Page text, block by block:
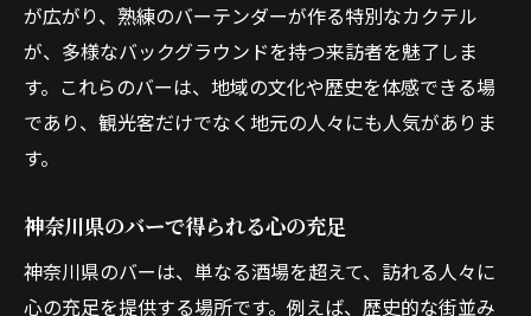
が広がり、熟練のバーテンダーが作る特別なカクテル
が、多様なバックグラウンドを持つ来訪者を魅了しま
す。これらのバーは、地域の文化や歴史を体感できる場
であり、観光客だけでなく地元の人々にも人気がありま
す。
神奈川県のバーで得られる心の充足
神奈川県のバーは、単なる酒場を超えて、訪れる人々に
心の充足を提供する場所です。例えば、歴史的な街並み